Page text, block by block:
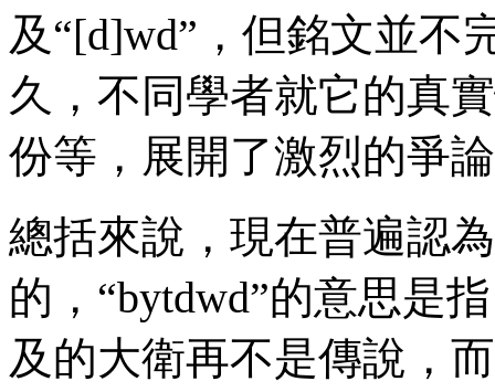
及 “[d]wd” ，但銘文並不
久，不同學者就它的真
份等，展開了激烈的爭
總括來說，現在普遍認
的， “bytdwd”的意思是
及的大衛再不是傳說，